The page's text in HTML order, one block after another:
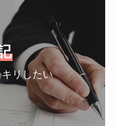
リしたい